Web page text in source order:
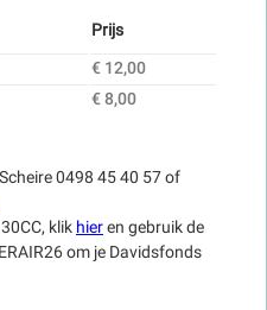
Prijs
€ 12,00
€ 8,00
0498 45 40 57 of
klik hieren gebruik de
om je Davidsfonds